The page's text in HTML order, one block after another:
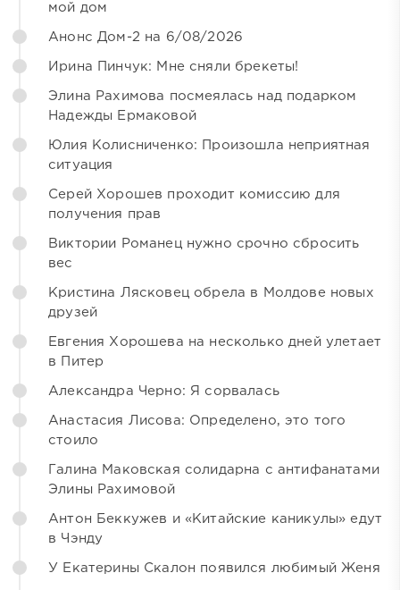
мой дом
Анонс Дом-2 на 6/08/2026
Ирина Пинчук: Мне сняли брекеты!
Элина Рахимова посмеялась над подарком
Надежды Ермаковой
Юлия Колисниченко: Произошла неприятная
ситуация
Серей Хорошев проходит комиссию для
получения прав
Виктории Романец нужно срочно сбросить
вес
Кристина Лясковец обрела в Молдове новых
друзей
Евгения Хорошева на несколько дней улетает
в Питер
Александра Черно: Я сорвалась
Анастасия Лисова: Определено, это того
стоило
Галина Маковская солидарна с антифанатами
Элины Рахимовой
Антон Беккужев и «Китайские каникулы» едут
в Чэнду
У Екатерины Скалон появился любимый Женя